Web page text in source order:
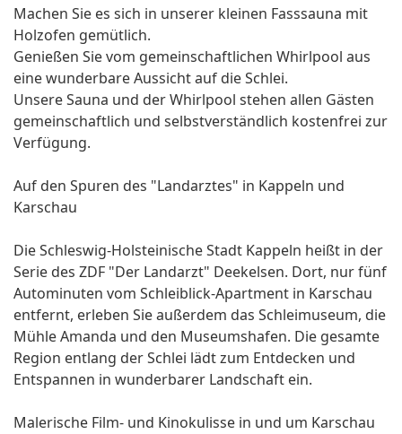
Machen Sie es sich in unserer kleinen Fasssauna mit
Holzofen gemütlich.
Genießen Sie vom gemeinschaftlichen Whirlpool aus
eine wunderbare Aussicht auf die Schlei.
Unsere Sauna und der Whirlpool stehen allen Gästen
gemeinschaftlich und selbstverständlich kostenfrei zur
Verfügung.
Auf den Spuren des "Landarztes" in Kappeln und
Karschau
Die Schleswig-Holsteinische Stadt Kappeln heißt in der
Serie des ZDF "Der Landarzt" Deekelsen. Dort, nur fünf
Autominuten vom Schleiblick-Apartment in Karschau
entfernt, erleben Sie außerdem das Schleimuseum, die
Mühle Amanda und den Museumshafen. Die gesamte
Region entlang der Schlei lädt zum Entdecken und
Entspannen in wunderbarer Landschaft ein.
Malerische Film- und Kinokulisse in und um Karschau